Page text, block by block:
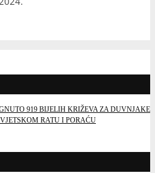
919 BIJELIH KRIŽEVA ZA DUVNJAKE
RATU I PORAĆU